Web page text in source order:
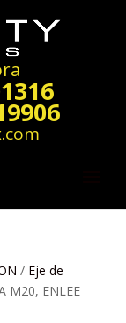
/ Eje de
M20, ENLEE